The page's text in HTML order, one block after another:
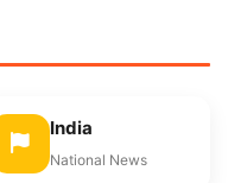
India
National News